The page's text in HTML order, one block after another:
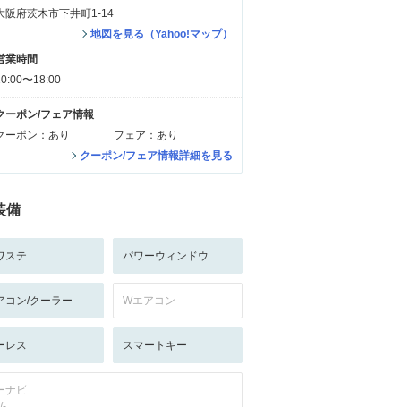
阪府茨木市下井町1-14
地図を見る（Yahoo!マップ）
業時間
〜18:00
ーポン/フェア情報
ーポン：あり
フェア：あり
クーポン/フェア情報詳細を見る
備
ステ パワーウィンドウ
コン/クーラー Wエアコン
レス スマートキー
ナビ